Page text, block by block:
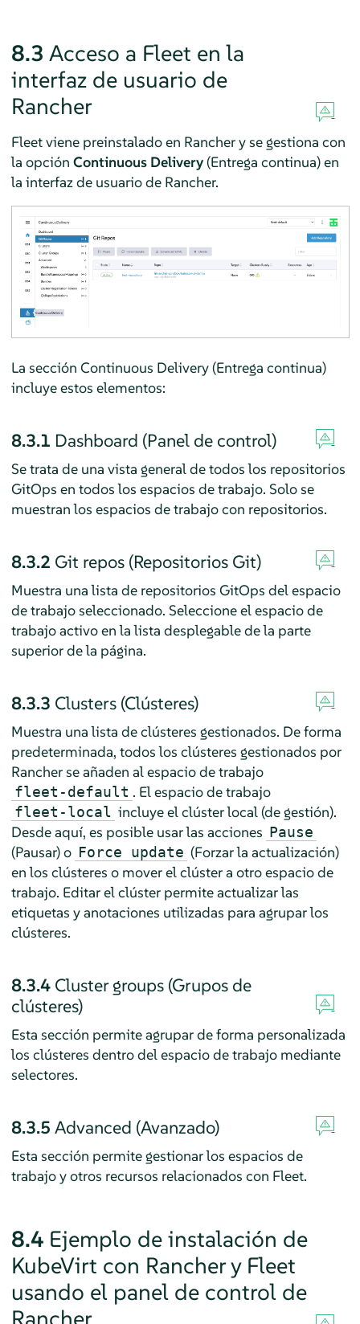
8.3 Acceso a Fleet en la
interfaz de usuario de
Rancher
Fleet viene preinstalado en Rancher y se gestiona con
la opción Continuous Delivery(Entrega continua) en
la interfaz de usuario de Rancher.
La sección Continuous Delivery (Entrega continua)
incluye estos elementos:
8.3.1 Dashboard (Panel de control)
Se trata de una vista general de todos los repositorios
GitOps en todos los espacios de trabajo. Solo se
muestran los espacios de trabajo con repositorios.
8.3.2 Git repos (Repositorios Git)
Muestra una lista de repositorios GitOps del espacio
de trabajo seleccionado. Seleccione el espacio de
trabajo activo en la lista desplegable de la parte
superior de la página.
8.3.3 Clusters (Clústeres)
Muestra una lista de clústeres gestionados. De forma
predeterminada, todos los clústeres gestionados por
Rancher se añaden al espacio de trabajo
fleet-default . El espacio de trabajo
fleet-local incluye el clúster local (de gestión).
Desde aquí, es posible usar las acciones Pause
(Pausar) o Force update (Forzar la actualización)
en los clústeres o mover el clúster a otro espacio de
trabajo. Editar el clúster permite actualizar las
etiquetas y anotaciones utilizadas para agrupar los
clústeres.
8.3.4 Cluster groups (Grupos de
clústeres)
Esta sección permite agrupar de forma personalizada
los clústeres dentro del espacio de trabajo mediante
selectores.
8.3.5 Advanced (Avanzado)
Esta sección permite gestionar los espacios de
trabajo y otros recursos relacionados con Fleet.
8.4 Ejemplo de instalación de
KubeVirt con Rancher y Fleet
usando el panel de control de